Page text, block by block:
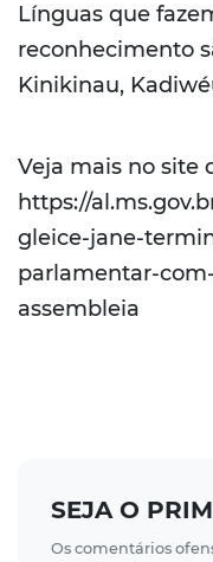
Línguas que
reconhecimento
Kinikinau,
Veja mais no site
https://
gleice-jane-
parlamentar-
assembleia
SEJA O
Os comentários